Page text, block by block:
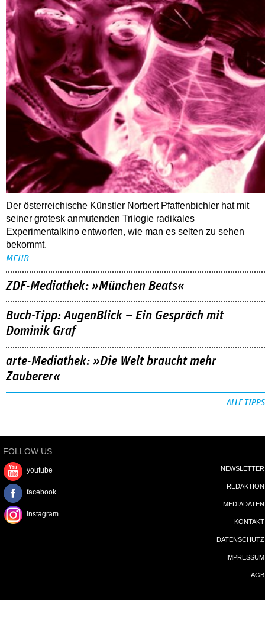
Der österreichische Künstler Norbert Pfaffenbichler hat mit
seiner grotesk anmutenden Trilogie radikales
Experimentalkino entworfen, wie man es selten zu sehen
bekommt.
MEHR
ZDF-Mediathek: »München Beats«
Buch-Tipp: AugenBlick – Ein Gespräch mit
Dominik Graf
arte-Mediathek: »Die Welt braucht mehr
Zauberer«
ALLE TIPPS
FOLLOW US
youtube
facebook
instagram
NEWSLETTER
REDAKTION
MEDIADATEN
KONTAKT
DATENSCHUTZ
IMPRESSUM
AGB